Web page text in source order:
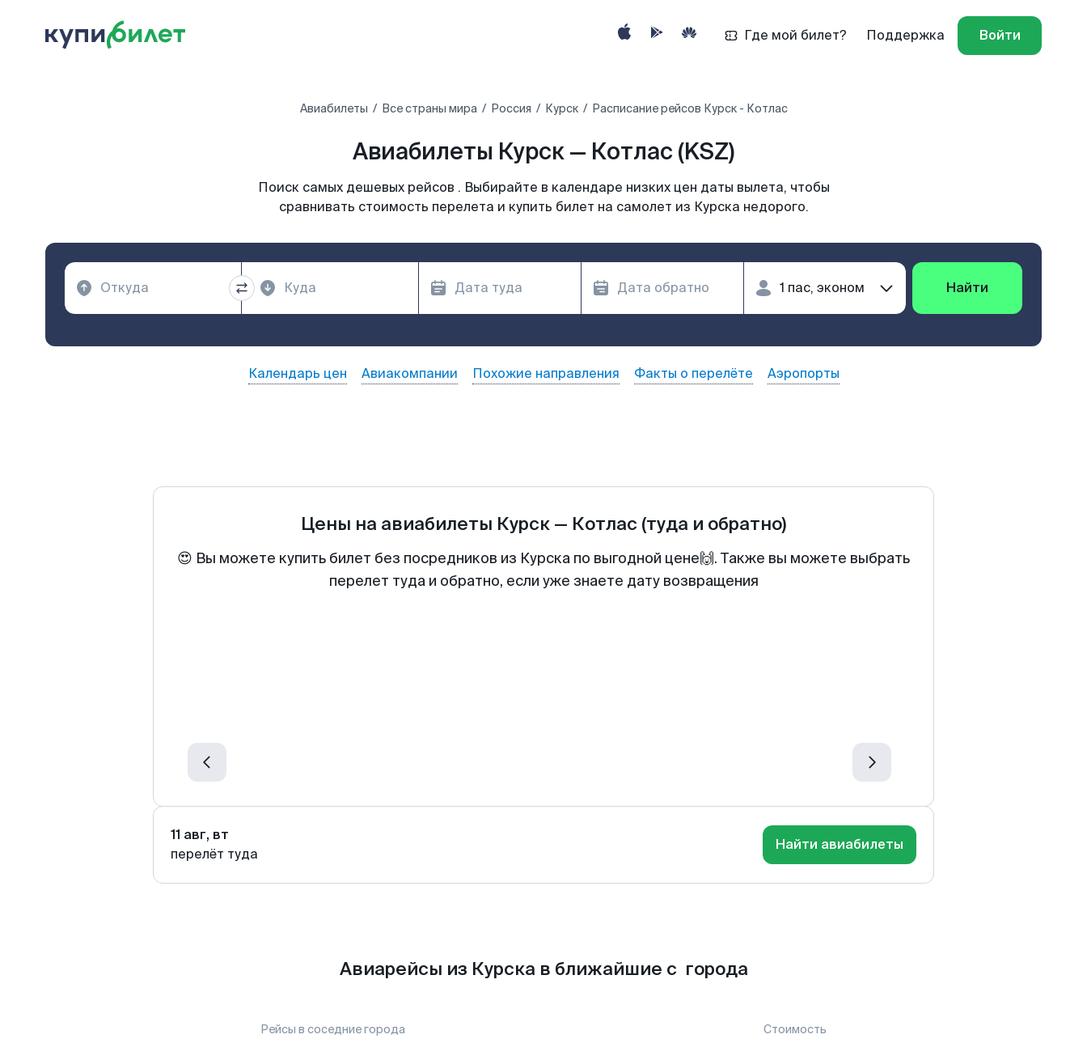
Где мой билет? Поддержка Войти
Авиабилеты Все страны мира Россия Курск Расписание рейсов Курск - Котлас
Авиабилеты Курск — Котлас (KSZ)
Поиск самых дешевых рейсов . Выбирайте в календаре низких цен даты вылета, чтобы
сравнивать стоимость перелета и купить билет на самолет из Курска недорого.
Найти
Календарь цен Авиакомпании Похожие направления Факты о перелёте Аэропорты
Цены на авиабилеты Курск — Котлас (туда и обратно)
😍 Вы можете купить билет без посредников из Курска по выгодной цене🙌. Также вы можете выбрать
перелет туда и обратно, если уже знаете дату возвращения
11 авг, вт
перелёт туда
Найти авиабилеты
Авиарейсы из Курска в ближайшие с города
Рейсы в соседние города Стоимость